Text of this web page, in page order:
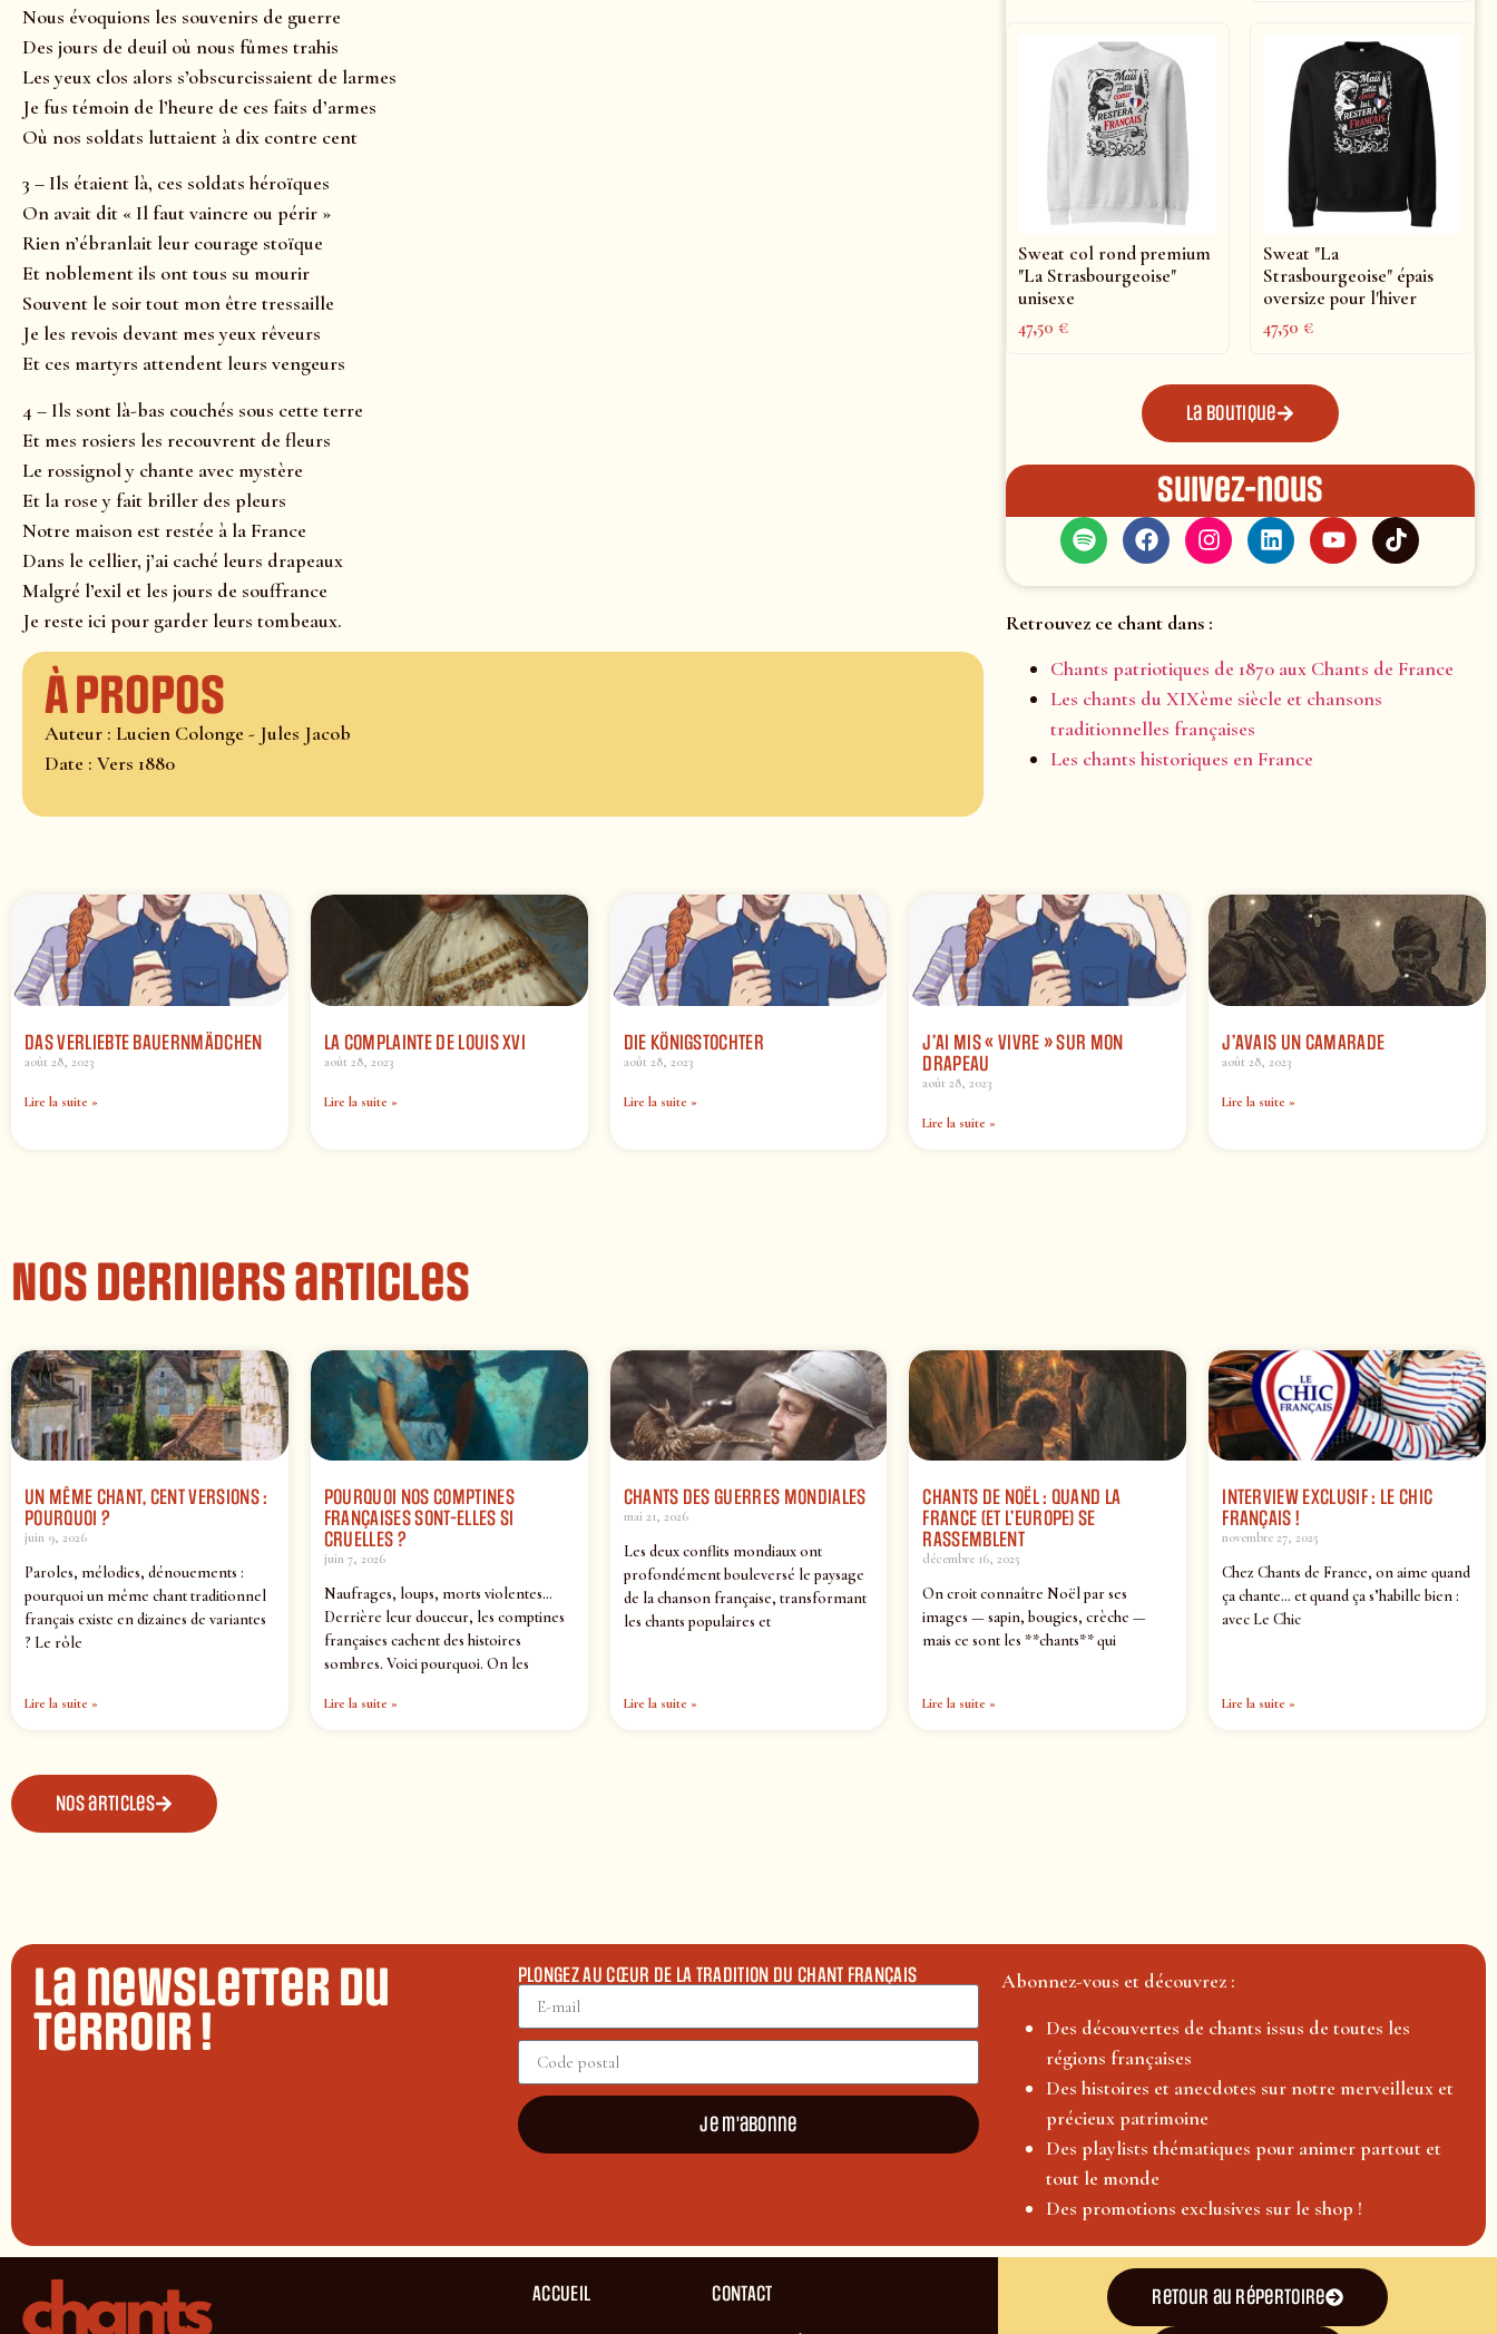
Nous évoquions les souvenirs de guerre
Des jours de deuil où nous fûmes trahis
Les yeux clos alors s’obscurcissaient de larmes
Je fus témoin de l’heure de ces faits d’armes
Où nos soldats luttaient à dix contre cent
3 – Ils étaient là, ces soldats héroïques
On avait dit « Il faut vaincre ou périr »
Rien n’ébranlait leur courage stoïque
Et noblement ils ont tous su mourir
Souvent le soir tout mon être tressaille
Je les revois devant mes yeux rêveurs
Et ces martyrs attendent leurs vengeurs
4 – Ils sont là-bas couchés sous cette terre
Et mes rosiers les recouvrent de fleurs
Le rossignol y chante avec mystère
Et la rose y fait briller des pleurs
Notre maison est restée à la France
Dans le cellier, j’ai caché leurs drapeaux
Malgré l’exil et les jours de souffrance
Je reste ici pour garder leurs tombeaux.
À propos
Auteur : Lucien Colonge - Jules Jacob
Date : Vers 1880
Sweat col rond premium
"La Strasbourgeoise"
unisexe
47,50€
Sweat "La
Strasbourgeoise" épais
oversize pour l'hiver
47,50€
La boutique
Suivez-nous
Retrouvez ce chant dans :
Chants patriotiques de 1870 aux Chants de France
Les chants du XIXème siècle et chansons
traditionnelles françaises
Les chants historiques en France
DAS VERLIEBTE BAUERNMÄDCHEN
août 28, 2023
Lire la suite »
LA COMPLAINTE DE LOUIS XVI
août 28, 2023
Lire la suite »
DIE KÖNIGSTOCHTER
août 28, 2023
Lire la suite »
J’AI MIS « VIVRE » SUR MON
DRAPEAU
août 28, 2023
Lire la suite »
J’AVAIS UN CAMARADE
août 28, 2023
Lire la suite »
Nos derniers articles
UN MÊME CHANT, CENT VERSIONS :
POURQUOI ?
juin 9, 2026
Paroles, mélodies, dénouements :
pourquoi un même chant traditionnel
français existe en dizaines de variantes
? Le rôle
Lire la suite »
POURQUOI NOS COMPTINES
FRANÇAISES SONT-ELLES SI
CRUELLES ?
juin 7, 2026
Naufrages, loups, morts violentes…
Derrière leur douceur, les comptines
françaises cachent des histoires
sombres. Voici pourquoi. On les
Lire la suite »
CHANTS DES GUERRES MONDIALES
mai 21, 2026
Les deux conflits mondiaux ont
profondément bouleversé le paysage
de la chanson française, transformant
les chants populaires et
Lire la suite »
CHANTS DE NOËL : QUAND LA
FRANCE (ET L’EUROPE) SE
RASSEMBLENT
décembre 16, 2025
On croit connaître Noël par ses
images — sapin, bougies, crèche —
mais ce sont les **chants** qui
Lire la suite »
INTERVIEW EXCLUSIF : LE CHIC
FRANÇAIS !
novembre 27, 2025
Chez Chants de France, on aime quand
ça chante… et quand ça s’habille bien :
avec Le Chic
Lire la suite »
Nos articles
La newsletter du
terroir !
PLONGEZ AU CŒUR DE LA TRADITION DU CHANT FRANÇAIS
Je m'abonne
Abonnez-vous et découvrez :
Des découvertes de chants issus de toutes les
régions françaises
Des histoires et anecdotes sur notre merveilleux et
précieux patrimoine
Des playlists thématiques pour animer partout et
tout le monde
Des promotions exclusives sur le shop !
ACCUEIL CONTACT Retour au répertoire